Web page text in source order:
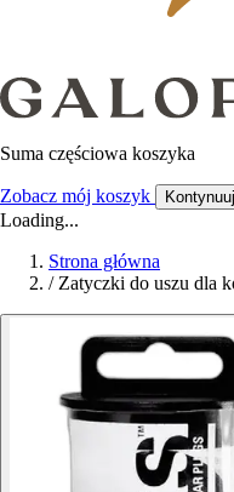
Suma częściowa koszyka
Zobacz mój koszyk
Loading...
Strona główna
/ Zatyczki do uszu dla